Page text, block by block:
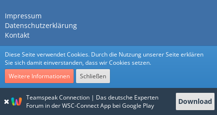
Impressum
Datenschutzerklärung
Kontakt
Community-Software:WoltLab Suite™
Stil:Nexusvoncls-design
Teamspeak Connection | Das deutsche Experten
Forum in der WSC-Connect App bei Google Play
Download
Diese Seite verwendet Cookies. Durch die Nutzung unserer Seite erklären
Sie sich damit einverstanden, dass wir Cookies setzen.
Weitere Informationen
Schließen